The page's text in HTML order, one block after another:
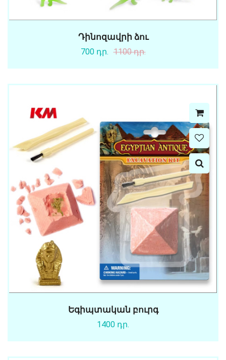
Դինոզավրի ձու
700 դր. 1100 դր.
Եգիպտական բուրգ
1400 դր.